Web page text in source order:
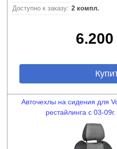
Доступно к заказу: 2 компл.
Авточехлы на сидения для
рестайлинга с 03-